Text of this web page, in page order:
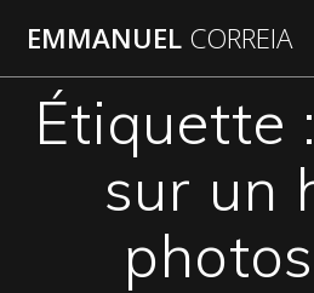
au
EMMANUEL CORREIA
Étiquette :
sur un